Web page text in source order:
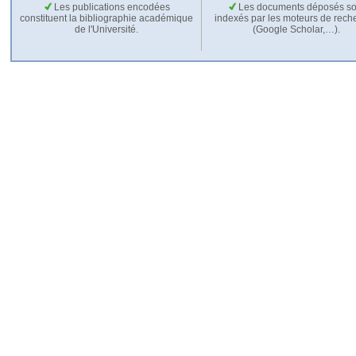
Les publications encodées
constituent la bibliographie académique
de l'Université.
Les documents déposés
indexés par les moteurs de
(Google Scholar,…).